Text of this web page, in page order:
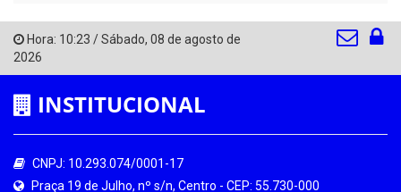
Hora: 10:23 /Sábado, 08 de agosto de
2026
INSTITUCIONAL
CNPJ: 10.293.074/0001-17
Praça 19 de Julho, nº s/n, Centro - CEP: 55.730-000